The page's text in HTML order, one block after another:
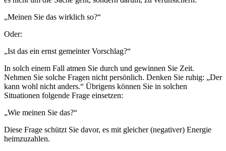
„Meinen Sie das wirklich so?“
Oder:
„Ist das ein ernst gemeinter Vorschlag?“
In solch einem Fall atmen Sie durch und gewinnen Sie Zeit.
Nehmen Sie solche Fragen nicht persönlich. Denken Sie ruhig: „Der
kann wohl nicht anders.“ Übrigens können Sie in solchen
Situationen folgende Frage einsetzen:
„Wie meinen Sie das?“
Diese Frage schützt Sie davor, es mit gleicher (negativer) Energie
heimzuzahlen.